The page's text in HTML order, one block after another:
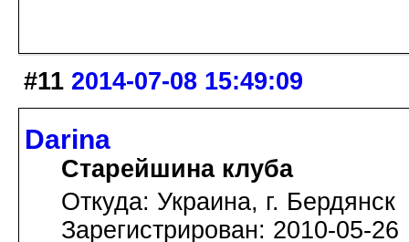
#11 2014-07-08 15:49:09
Darina
Старейшина клуба
Откуда: Украина, г. Бердянск
Зарегистрирован: 2010-05-26